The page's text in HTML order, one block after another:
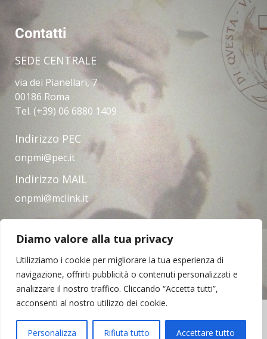
Diamo valore alla tua privacy
Utilizziamo i cookie per migliorare la tua esperienza di
navigazione, offrirti pubblicità o contenuti personalizzati e
analizzare il nostro traffico. Cliccando “Accetta tutti”,
acconsenti al nostro utilizzo dei cookie.
Personalizza Rifiuta tutto Accettare tutto
Contatti
SEDE CENTRALE
via dei Pianellari, 7
00186 Roma
Tel. (+39) 06 6880 1409
Indirizzo PEC
onpmi@pec.it
Indirizzo MAIL
onpmi@mclink.it
Amministrazione trasparente
Privacy Policy
Note legali
Contatti
Mezzogiorno d'Italia